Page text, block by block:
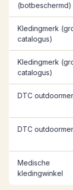
(botbeschermd)
Kledingmerk
catalogus)
Kledingmerk
catalogus)
DTC
DTC
Medische
kledingwinkel